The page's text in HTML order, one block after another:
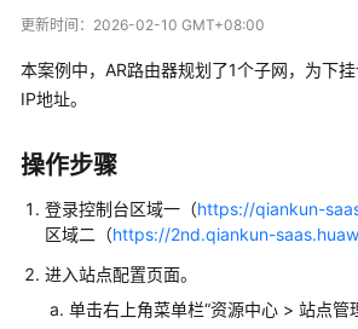
云
务
管
理
网
络
典
型
更新时间： 2026-02-10 GMT+08:00
本案例中，AR路由器规划了1个子网，为下
IP地址。
操作步骤
登录控制台区域一（https://qiankun-
区域二（https://2nd.qiankun-
进入站点配置页面。
单击右上角菜单栏“资源中心 > 站点管理